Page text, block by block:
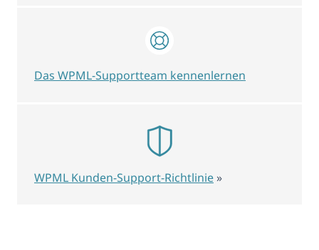
Das WPML-Supportteam kennenlernen
WPML Kunden-Support-Richtlinie »